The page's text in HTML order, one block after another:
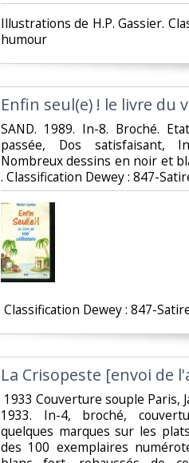
‎Illustrations de H.P. Gassier.
humour‎
‎Enfin seul(e) ! le livre du
‎SAND. 1989. In-8. Broché.
passée, Dos satisfaisant,
Nombreux dessins en noir et
. Classification Dewey : 847-
Classification Dewey : 847-
‎La Crisopeste [envoi de
1933 Couverture souple Paris,
1933. In-4, broché,
quelques marques sur les
des 100 exemplaires